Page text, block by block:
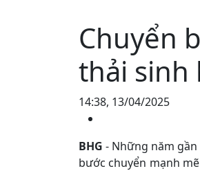
Chuyển
thải sinh
14:38, 13/04/2025
BHG - Những năm
bước chuyển mạnh